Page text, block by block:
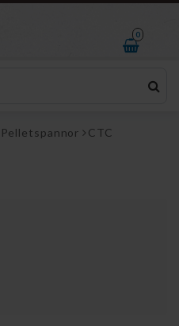
0
CTC